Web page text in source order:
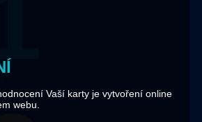
Vaší karty je vytvoření online
webu.